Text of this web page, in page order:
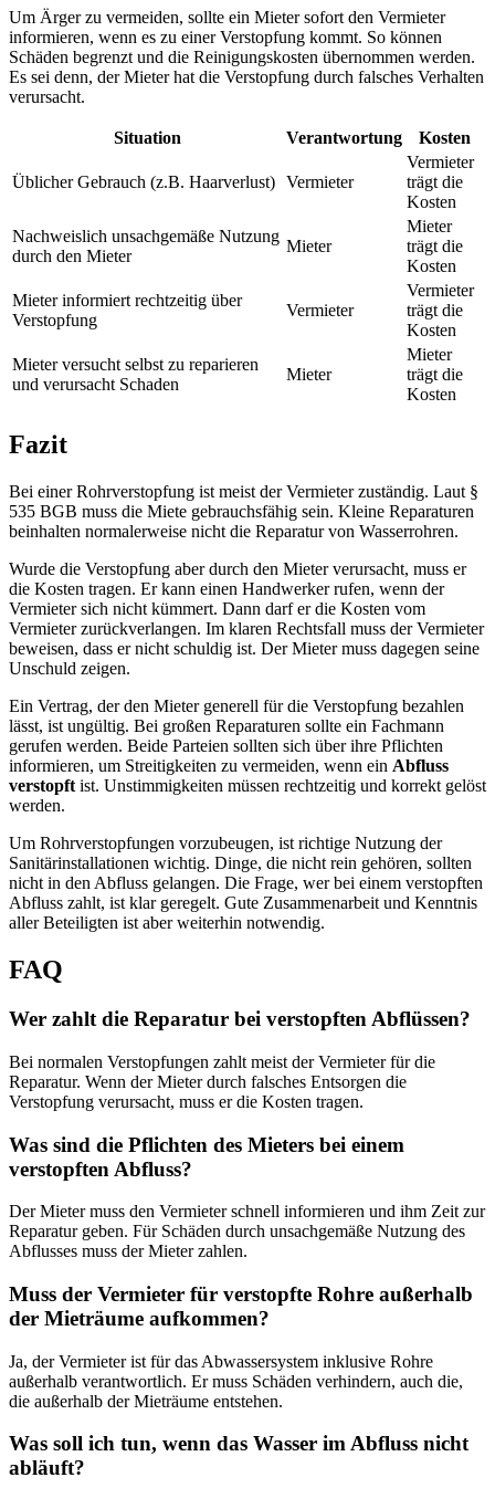
Um Ärger zu vermeiden, sollte ein Mieter sofort den Vermieter
informieren, wenn es zu einer Verstopfung kommt. So können
Schäden begrenzt und die Reinigungskosten übernommen werden.
Es sei denn, der Mieter hat die Verstopfung durch falsches Verhalten
verursacht.
Situation Verantwortung Kosten
Üblicher Gebrauch (z.B. Haarverlust) Vermieter
Vermieter
trägt die
Kosten
Nachweislich unsachgemäße Nutzung
durch den Mieter
Mieter
Mieter
trägt die
Kosten
Mieter informiert rechtzeitig über
Verstopfung
Vermieter
Vermieter
trägt die
Kosten
Mieter versucht selbst zu reparieren
und verursacht Schaden
Mieter
Mieter
trägt die
Kosten
Fazit
Bei einer Rohrverstopfung ist meist der Vermieter zuständig. Laut §
535 BGB muss die Miete gebrauchsfähig sein. Kleine Reparaturen
beinhalten normalerweise nicht die Reparatur von Wasserrohren.
Wurde die Verstopfung aber durch den Mieter verursacht, muss er
die Kosten tragen. Er kann einen Handwerker rufen, wenn der
Vermieter sich nicht kümmert. Dann darf er die Kosten vom
Vermieter zurückverlangen. Im klaren Rechtsfall muss der Vermieter
beweisen, dass er nicht schuldig ist. Der Mieter muss dagegen seine
Unschuld zeigen.
Ein Vertrag, der den Mieter generell für die Verstopfung bezahlen
lässt, ist ungültig. Bei großen Reparaturen sollte ein Fachmann
gerufen werden. Beide Parteien sollten sich über ihre Pflichten
informieren, um Streitigkeiten zu vermeiden, wenn ein Abfluss
verstopft ist. Unstimmigkeiten müssen rechtzeitig und korrekt gelöst
werden.
Um Rohrverstopfungen vorzubeugen, ist richtige Nutzung der
Sanitärinstallationen wichtig. Dinge, die nicht rein gehören, sollten
nicht in den Abfluss gelangen. Die Frage, wer bei einem verstopften
Abfluss zahlt, ist klar geregelt. Gute Zusammenarbeit und Kenntnis
aller Beteiligten ist aber weiterhin notwendig.
FAQ
Wer zahlt die Reparatur bei verstopften Abflüssen?
Bei normalen Verstopfungen zahlt meist der Vermieter für die
Reparatur. Wenn der Mieter durch falsches Entsorgen die
Verstopfung verursacht, muss er die Kosten tragen.
Was sind die Pflichten des Mieters bei einem
verstopften Abfluss?
Der Mieter muss den Vermieter schnell informieren und ihm Zeit zur
Reparatur geben. Für Schäden durch unsachgemäße Nutzung des
Abflusses muss der Mieter zahlen.
Muss der Vermieter für verstopfte Rohre außerhalb
der Mieträume aufkommen?
Ja, der Vermieter ist für das Abwassersystem inklusive Rohre
außerhalb verantwortlich. Er muss Schäden verhindern, auch die,
die außerhalb der Mieträume entstehen.
Was soll ich tun, wenn das Wasser im Abfluss nicht
abläuft?